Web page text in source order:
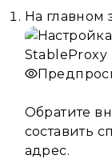
На главном
Обратите
составить
адрес.